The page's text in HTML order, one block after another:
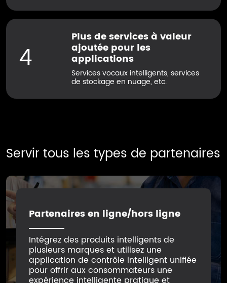
4
Plus de services à valeur
ajoutée pour les
applications
Services vocaux intelligents, services
de stockage en nuage, etc.
Servir tous les types de partenaires
Partenaires en ligne/hors ligne
Intégrez des produits intelligents de
plusieurs marques et utilisez une
application de contrôle intelligent unifiée
pour offrir aux consommateurs une
expérience intelligente pratique et